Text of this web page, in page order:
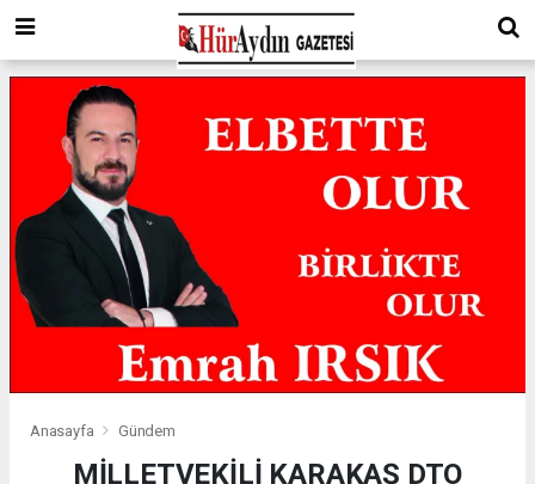
Anasayfa Gündem
MİLLETVEKİLİ KARAKAŞ DTO